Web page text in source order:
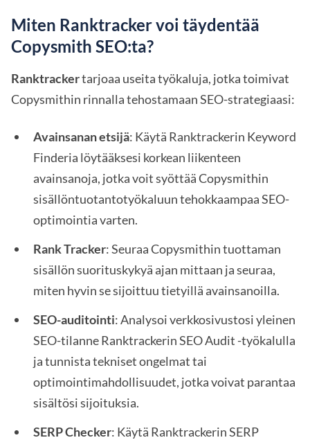
Miten Ranktracker voi täydentää
Copysmith SEO:ta?
Ranktrackertarjoaa useita työkaluja, jotka toimivat
Copysmithin rinnalla tehostamaan SEO-strategiaasi:
Avainsanan etsijä: Käytä Ranktrackerin Keyword
Finderia löytääksesi korkean liikenteen
avainsanoja, jotka voit syöttää Copysmithin
sisällöntuotantotyökaluun tehokkaampaa SEO-
optimointia varten.
Rank Tracker: Seuraa Copysmithin tuottaman
sisällön suorituskykyä ajan mittaan ja seuraa,
miten hyvin se sijoittuu tietyillä avainsanoilla.
SEO-auditointi: Analysoi verkkosivustosi yleinen
SEO-tilanne Ranktrackerin SEO Audit -työkalulla
ja tunnista tekniset ongelmat tai
optimointimahdollisuudet, jotka voivat parantaa
sisältösi sijoituksia.
SERP Checker: Käytä Ranktrackerin SERP